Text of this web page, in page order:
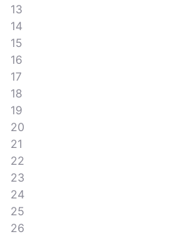
13
14
15
16
17
18
19
20
21
22
23
24
25
26